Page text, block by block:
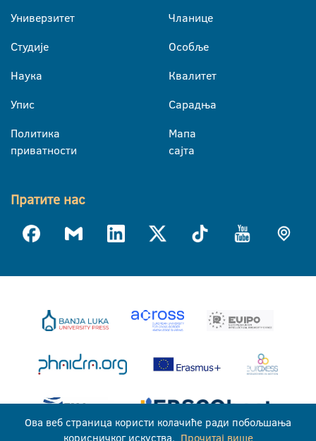
Универзитет
Студије
Наука
Упис
Политика
приватности
Чланице
Особље
Квалитет
Сарадња
Мапа
сајта
Пратите нас
Ова веб страница користи колачиће ради побољшања
корисничког искуства. Прочитај више